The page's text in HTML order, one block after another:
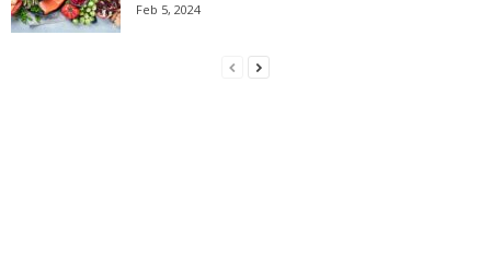
Feb 5, 2024